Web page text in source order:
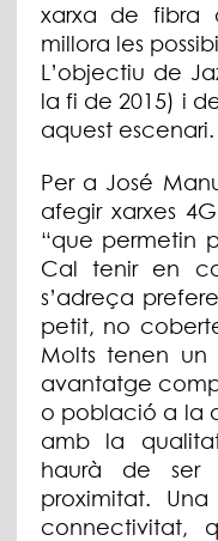
xarxa de fibra
millora les
L’objectiu de
la fi de 2015) i
aquest escenari.
Per a José
afegir xarxes
“que permetin
Cal tenir en
s’adreça
petit, no
Molts tenen
avantatge
o població a la
amb la
haurà de ser
proximitat.
connectivitat,